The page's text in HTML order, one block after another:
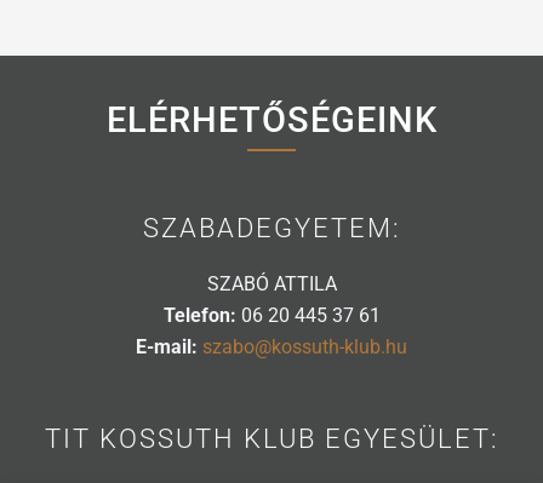
ELÉRHETŐSÉGEINK
SZABADEGYETEM:
SZABÓ ATTILA
Telefon: 06 20 445 37 61
E-mail: szabo@kossuth-klub.hu
TIT KOSSUTH KLUB EGYESÜLET: